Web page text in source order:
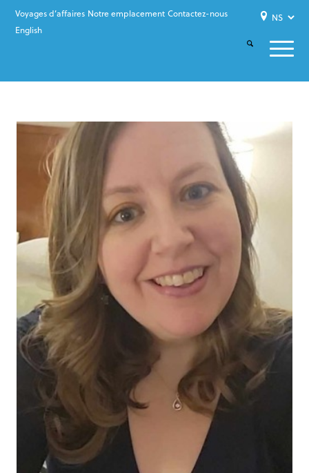
Voyages d’affaires Notre emplacement Contactez-nous
English